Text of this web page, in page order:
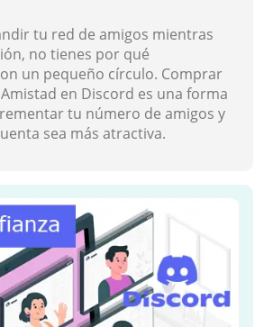
tu red de amigos mientras
no tienes por qué
un pequeño círculo. Comprar
en Discord es una forma
tu número de amigos y
sea más atractiva.